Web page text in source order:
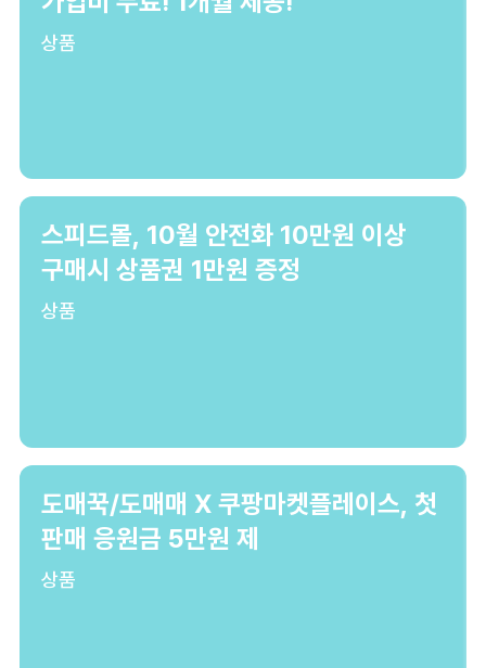
상품
스피드몰, 10월 안전화 10만원 이상
구매시 상품권 1만원 증정
상품
도매꾹/도매매 X 쿠팡마켓플레이스, 첫
판매 응원금 5만원 제
상품